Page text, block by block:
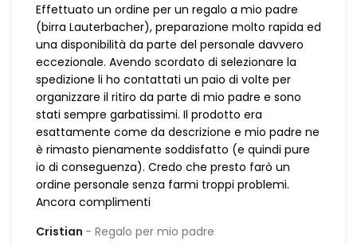
Effettuato un ordine per un regalo a mio padre
(birra Lauterbacher), preparazione molto rapida ed
una disponibilità da parte del personale davvero
eccezionale. Avendo scordato di selezionare la
spedizione li ho contattati un paio di volte per
organizzare il ritiro da parte di mio padre e sono
stati sempre garbatissimi. Il prodotto era
esattamente come da descrizione e mio padre ne
è rimasto pienamente soddisfatto (e quindi pure
io di conseguenza). Credo che presto farò un
ordine personale senza farmi troppi problemi.
Ancora complimenti
Cristian
Regalo per mio padre